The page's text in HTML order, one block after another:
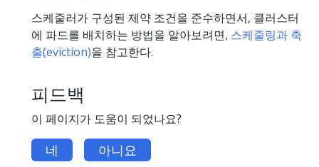
스케줄러가 구성된 제약 조건을 준수하면서, 클러스터
에 파드를 배치하는 방법을 알아보려면, 스케줄링과 축
출(eviction)을 참고한다.
피드백
이 페이지가 도움이 되었나요?
네 아니요